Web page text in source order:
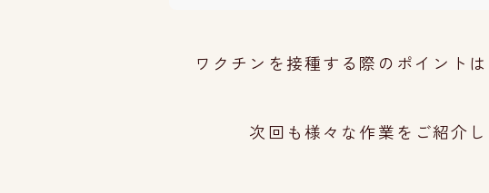
ワクチンを接種する際のポイント
次回も様々な作業をご紹介